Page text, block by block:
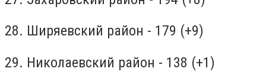
28. Ширяевский район - 179 (+9)
29. Николаевский район - 138 (+1)